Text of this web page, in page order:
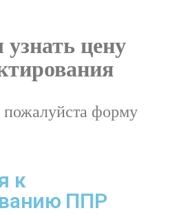
цену
пожалуйста форму
к
ППР